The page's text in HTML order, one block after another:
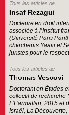
Tous les articles de
Insaf Rezagui
Docteure en droit
associée à l’Institut
(Université Paris
chercheurs Yaani et
juristes pour le
Tous les articles de
Thomas Vescovi
Doctorant en Études
collectif de recherche
L’Harmattan, 2015 et
Israël, La Découverte,